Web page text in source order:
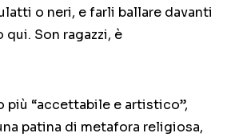
o neri, e farli ballare davanti
Son ragazzi, è
più “accettabile e artistico”,
patina di metafora religiosa,